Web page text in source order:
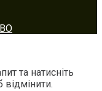
та натисніть
відмінити.